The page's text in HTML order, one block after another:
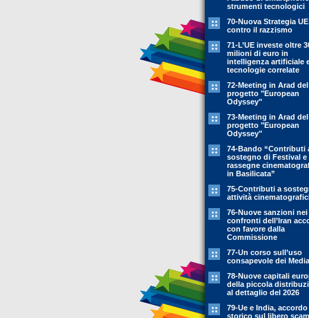
strumenti tecnologici
70-Nuova Strategia UE
contro il razzismo
71-L’UE investe oltre
milioni di euro in
intelligenza artificiale
tecnologie correlate
72-Meeting in Arad del
progetto "European
Odyssey"
73-Meeting in Arad del
progetto "European
Odyssey"
74-Bando “Contributi
sostegno di Festival e
rassegne
in Basilicata”
75-Contributi a
attività
76-Nuove sanzioni nei
confronti dell’Iran
con favore dalla
Commissione
77-Un corso sull’uso
consapevole dei Media
78-Nuove capitali
della piccola
al dettaglio del 2026
79-Ue e India, accordo
storico sul libero